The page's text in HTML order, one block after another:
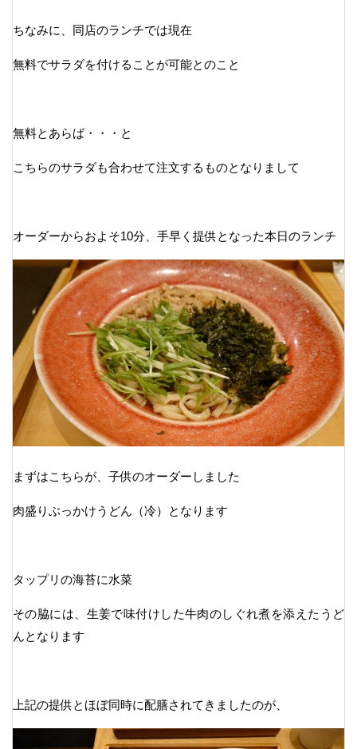
ちなみに、同店のランチでは現在
無料でサラダを付けることが可能とのこと
無料とあらば・・・と
こちらのサラダも合わせて注文するものとなりまして
オーダーからおよそ10分、手早く提供となった本日のランチ
まずはこちらが、子供のオーダーしました
肉盛りぶっかけうどん（冷）となります
タップリの海苔に水菜
その脇には、生姜で味付けした牛肉のしぐれ煮を添えたうど
んとなります
上記の提供とほぼ同時に配膳されてきましたのが、